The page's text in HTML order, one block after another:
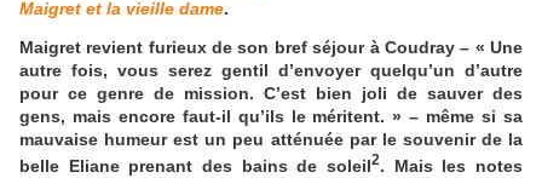
Maigret et la vieille dame.
Maigret revient furieux de son bref séjour à Coudray – « Une
autre fois, vous serez gentil d’envoyer quelqu’un d’autre
pour ce genre de mission. C’est bien joli de sauver des
gens, mais encore faut-il qu’ils le méritent. » – même si sa
mauvaise humeur est un peu atténuée par le souvenir de la
belle Eliane prenant des bains de soleil2. Mais les notes